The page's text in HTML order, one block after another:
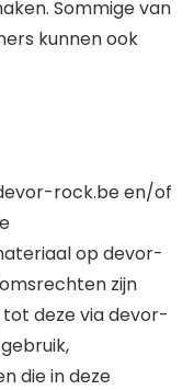
Sommige van
kunnen ook
rock.be en/of
op devor-
zijn
deze via devor-
die in deze